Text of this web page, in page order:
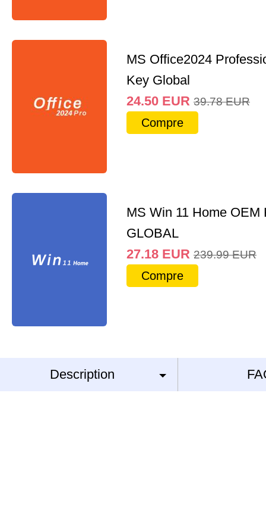
MS Office2024
Key Global
24.50 EUR 39.78 EUR
Compre
MS Win 11 Home OEM
GLOBAL
27.18 EUR 239.99 EUR
Compre
Description